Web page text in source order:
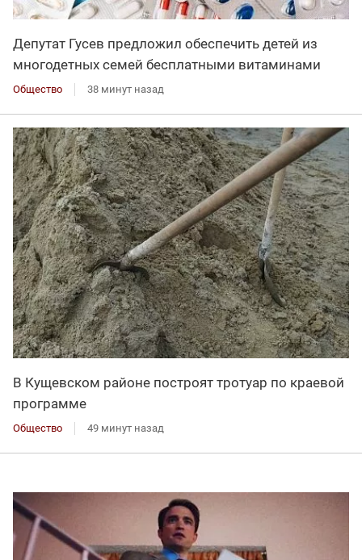
Депутат Гусев предложил обеспечить детей из
многодетных семей бесплатными витаминами
Общество 38 минут назад
В Кущевском районе построят тротуар по краевой
программе
Общество 49 минут назад